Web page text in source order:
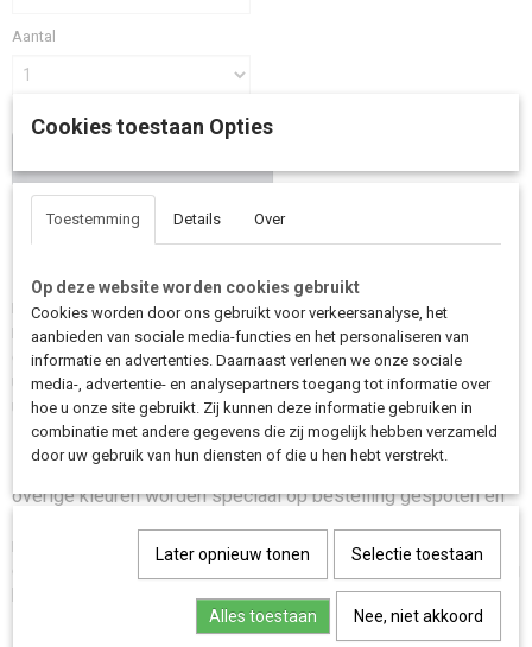
Aantal
Omschrijving
Deze originele voorvork is geschikt voor alle Bakfiets.nl
modellen en ondersteunt meerdere remsystemen:
rollerbrake, V-brake en schijfrem. Dankzij het vernieuwde
ontwerp past de voorvork op zowel de korte als lange
uitvoering, ongeacht het bouwjaar. Ideaal bij vervanging of
upgrade van je huidige voorvork.
De voorvork is verkrijgbaar in
22 kleuren . De uitvoeringen in
matzwart
overige kleuren wordenspeciaal op bestelling gespotenen
maatwerkproductenniet kunnen worden geretourneerd of
. De gemiddelde levertijd van een gekleurde uitvoering
bedraagt circa
8 werkdagen.
Heb je een oudere of specifieke kleur nodig, zoalsrood?
Cookies toestaan Opties
Toestemming Details Over
Op deze website worden cookies gebruikt
Cookies worden door ons gebruikt voor verkeersanalyse, het
aanbieden van sociale media-functies en het personaliseren van
informatie en advertenties. Daarnaast verlenen we onze sociale
media-, advertentie- en analysepartners toegang tot informatie over
hoe u onze site gebruikt. Zij kunnen deze informatie gebruiken in
combinatie met andere gegevens die zij mogelijk hebben verzameld
door uw gebruik van hun diensten of die u hen hebt verstrekt.
Later opnieuw tonen Selectie toestaan
Alles toestaan Nee, niet akkoord